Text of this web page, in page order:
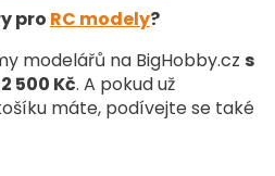
pro RC modely?
modelářů na BigHobby.cz s
500 Kč. A pokud už
máte, podívejte se také